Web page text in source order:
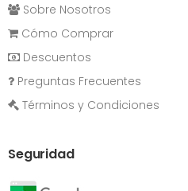
Sobre Nosotros
Cómo Comprar
Descuentos
Preguntas Frecuentes
Términos y Condiciones
Seguridad